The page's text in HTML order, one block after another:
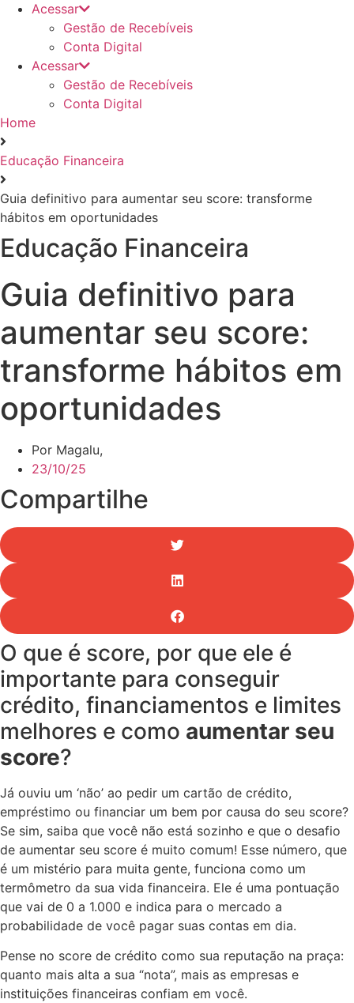
Acessar
Gestão de Recebíveis
Conta Digital
Acessar
Gestão de Recebíveis
Conta Digital
Home
Educação Financeira
Guia definitivo para aumentar seu score: transforme
hábitos em oportunidades
Educação Financeira
Guia definitivo para
aumentar seu score:
transforme hábitos em
oportunidades
Por Magalu,
23/10/25
Compartilhe
O que é score, por que ele é
importante para conseguir
crédito, financiamentos e limites
melhores e como aumentar seu
score?
Já ouviu um ‘não’ ao pedir um cartão de crédito,
empréstimo ou financiar um bem por causa do seu score?
Se sim, saiba que você não está sozinho e que o desafio
de aumentar seu score é muito comum! Esse número, que
é um mistério para muita gente, funciona como um
termômetro da sua vida financeira. Ele é uma pontuação
que vai de 0 a 1.000 e indica para o mercado a
probabilidade de você pagar suas contas em dia.
Pense no score de crédito como sua reputação na praça:
quanto mais alta a sua “nota”, mais as empresas e
instituições financeiras confiam em você.